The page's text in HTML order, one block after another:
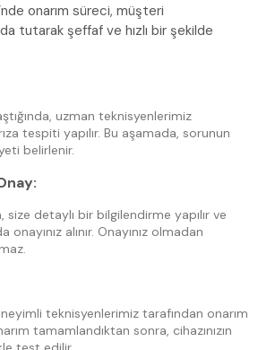
onarım süreci, müşteri
tutarak şeffaf ve hızlı bir şekilde
uzman teknisyenlerimiz
tespiti yapılır. Bu aşamada, sorunun
belirlenir.
size detaylı bir bilgilendirme yapılır ve
onayınız alınır. Onayınız olmadan
teknisyenlerimiz tarafından onarım
tamamlandıktan sonra, cihazınızın